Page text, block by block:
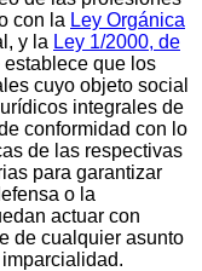
con la Ley Orgánica
y la Ley 1/2000, de
que los
cuyo objeto social
integrales de
conformidad con lo
de las respectivas
para garantizar
o la
actuar con
de cualquier asunto